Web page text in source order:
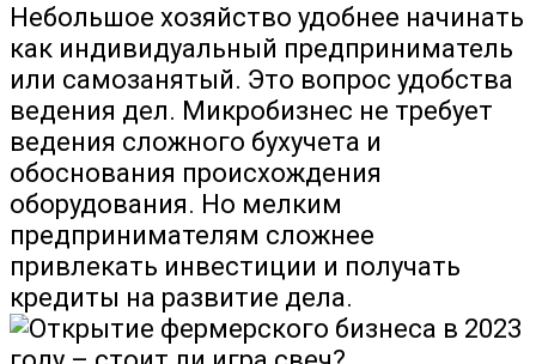
Небольшое хозяйство удобнее начинать
как индивидуальный предприниматель
или самозанятый. Это вопрос удобства
ведения дел. Микробизнес не требует
ведения сложного бухучета и
обоснования происхождения
оборудования. Но мелким
предпринимателям сложнее
привлекать инвестиции и получать
кредиты на развитие дела.